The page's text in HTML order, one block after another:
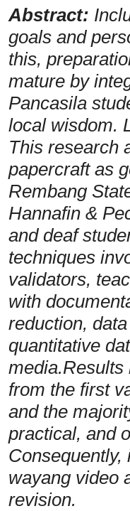
Abstract:
goals and
this,
mature by
Pancasila
local wisdom.
This research
papercraft as
Rembang
Hannafin &
and deaf
techniques
validators,
with
reduction,
quantitative
media.Results
from the first
and the
practical, and
wayang video
revision.